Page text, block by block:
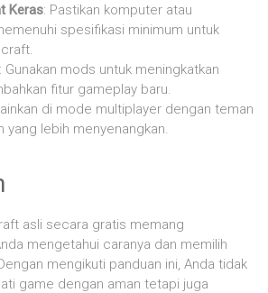
Keras: Pastikan komputer atau
spesifikasi minimum untuk
: Gunakan mods untuk meningkatkan
fitur gameplay baru.
di mode multiplayer dengan teman
yang lebih menyenangkan.
asli secara gratis memang
mengetahui caranya dan memilih
mengikuti panduan ini, Anda tidak
game dengan aman tetapi juga